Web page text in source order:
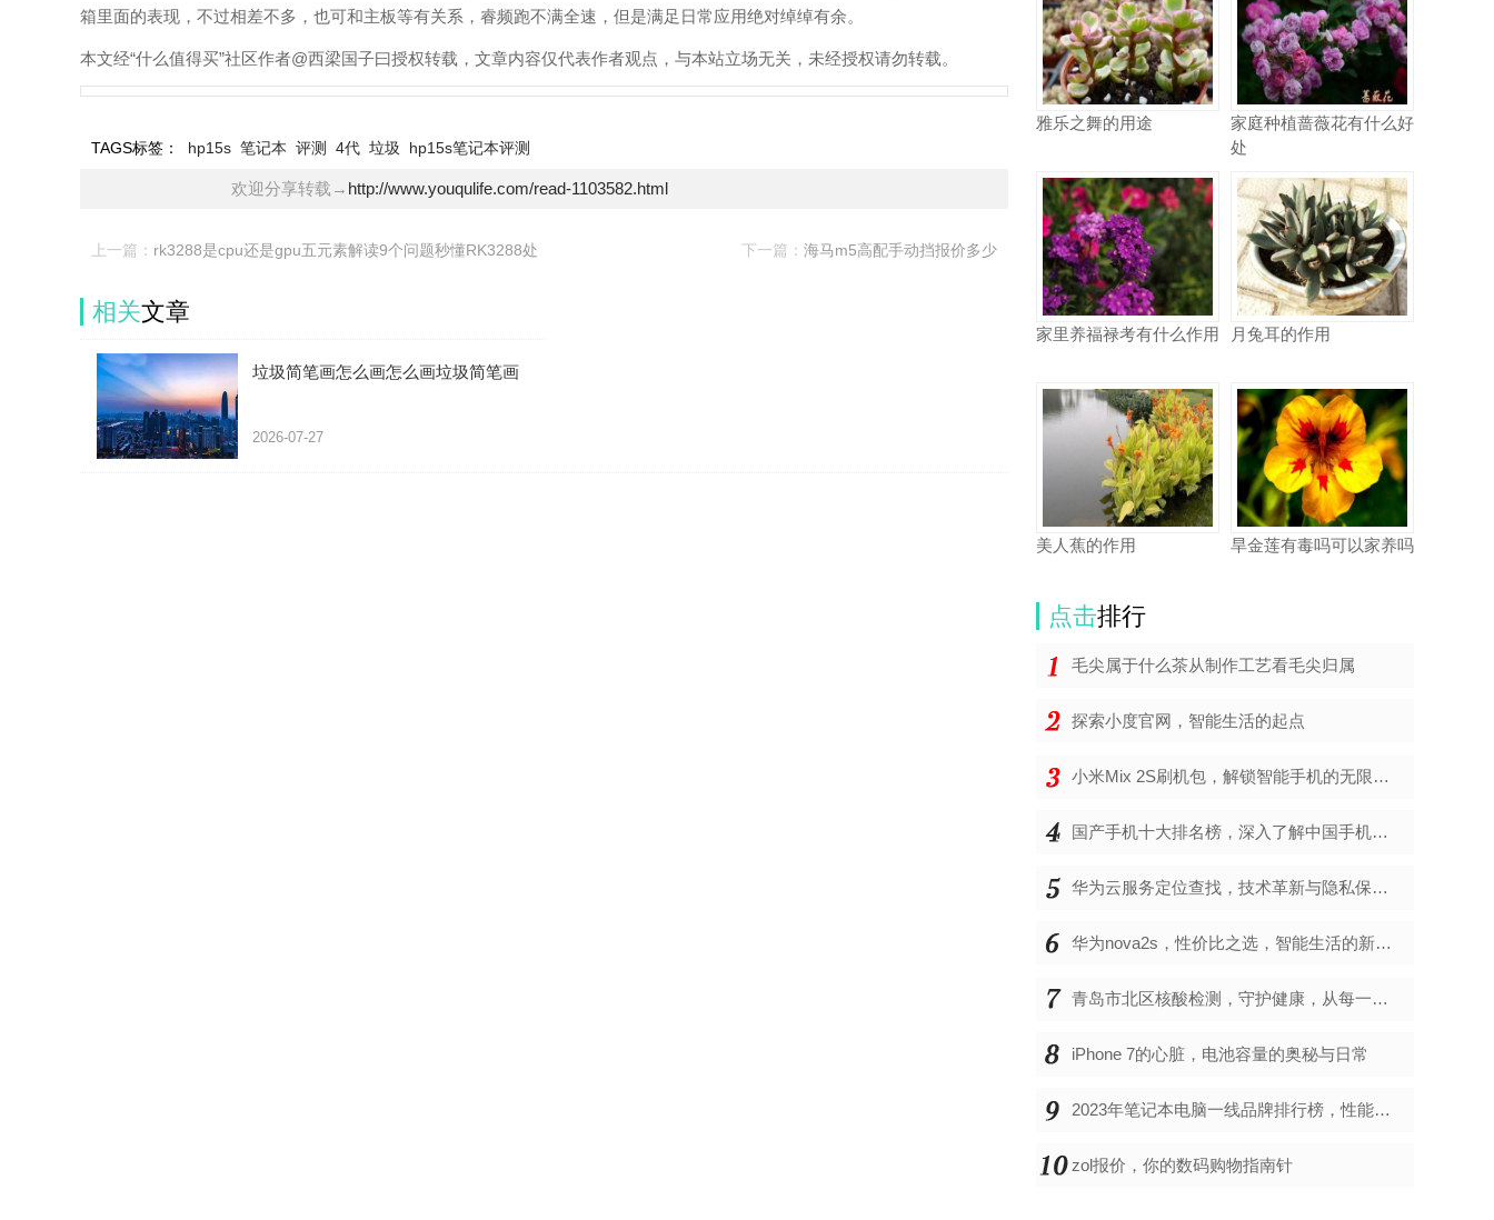
箱里面的表现，不过相差不多，也可和主板等有关系，睿频跑不满全速，但是满足日常应用绝对绰绰有余。
本文经“什么值得买”社区作者@西梁国子曰授权转载，文章内容仅代表作者观点，与本站立场无关，未经授权请勿转载。
TAGS标签： hp15s 笔记本 评测 4代 垃圾 hp15s笔记本评测
欢迎分享转载→ http://www.youqulife.com/read-1103582.html
上一篇： rk3288是cpu还是gpu五元素解读9个问题秒懂RK3288处
下一篇： 海马m5高配手动挡报价多少
相关文章
垃圾简笔画怎么画怎么画垃圾简笔画
2026-07-27
雅乐之舞的用途
家庭种植蔷薇花有什么好
处
家里养福禄考有什么作用 月兔耳的作用
美人蕉的作用 旱金莲有毒吗可以家养吗
点击排行
毛尖属于什么茶从制作工艺看毛尖归属
探索小度官网，智能生活的起点
小米Mix 2S刷机包，解锁智能手机的无限可能
国产手机十大排名榜，深入了解中国手机市场的佼佼者
华为云服务定位查找，技术革新与隐私保护的双重奏
华为nova2s，性价比之选，智能生活的新伙伴
青岛市北区核酸检测，守护健康，从每一次检测开始
iPhone 7的心脏，电池容量的奥秘与日常
2023年笔记本电脑一线品牌排行榜，性能、创新与用户满意度的综合考量
zol报价，你的数码购物指南针